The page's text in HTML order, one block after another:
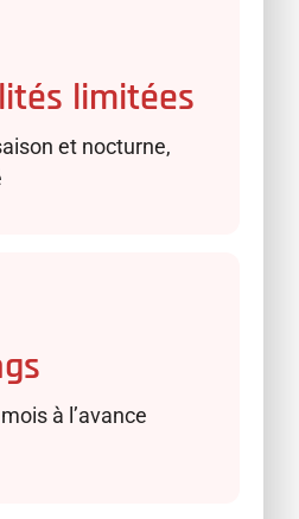
limitées
et nocturne,
à l’avance